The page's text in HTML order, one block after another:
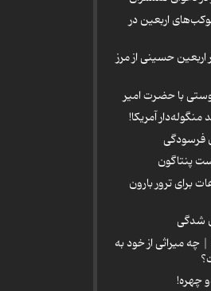
اربعین در
اربعین حسینی از مرز
با حضرت امیر
منگوله‌دار آمریکا!
فرسودگی
پنتاگون
برای ترور بارون
شدگی
ساعت ۹:۴۰ | چه میراثی از خود به
چهره!